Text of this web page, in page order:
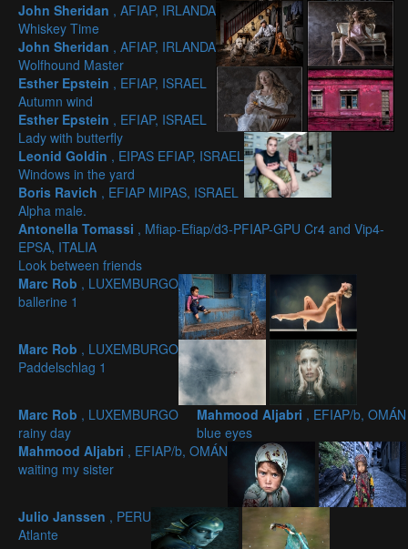
John Sheridan , AFIAP, IRLANDA
Whiskey Time
John Sheridan , AFIAP, IRLANDA
Wolfhound Master
Esther Epstein , EFIAP, ISRAEL
Autumn wind
Esther Epstein , EFIAP, ISRAEL
Lady with butterfly
Leonid Goldin , EIPAS EFIAP, ISRAEL
Windows in the yard
Boris Ravich , EFIAP MIPAS, ISRAEL
Alpha male.
Antonella Tomassi , Mfiap-Efiap/d3-PFIAP-GPU Cr4 and Vip4-
EPSA, ITALIA
Look between friends
Marc Rob , LUXEMBURGO
ballerine 1
Marc Rob , LUXEMBURGO
Paddelschlag 1
Marc Rob , LUXEMBURGO
rainy day
Mahmood Aljabri , EFIAP/b, OMÁN
blue eyes
Mahmood Aljabri , EFIAP/b, OMÁN
waiting my sister
Julio Janssen , PERU
Atlante